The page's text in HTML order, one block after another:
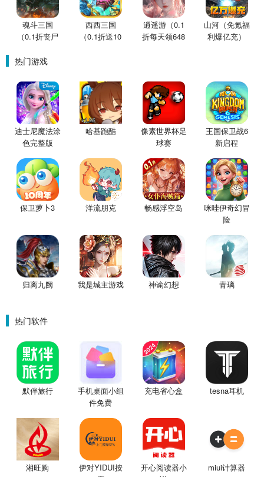
魂斗三国
（0.1折丧尸
西西三国
（0.1折送10
逍遥游（0.1
折每天领648
山河（免氪福
利爆亿充）
热门游戏
迪士尼魔法涂
色完整版
哈基跑酷
像素世界杯足
球赛
王国保卫战6
新启程
保卫萝卜3 洋流朋克 畅感浮空岛
咪哇伊奇幻冒
险
归离九阙 我是城主游戏 神谕幻想 青璃
热门软件
默伴旅行
手机桌面小组
件免费
充电省心盒 tesna耳机
湘旺购
伊对YIDUI按
开心阅读器小
miui计算器